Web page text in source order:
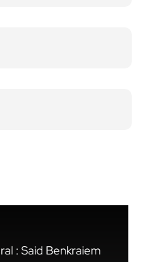
: Said Benkraiem